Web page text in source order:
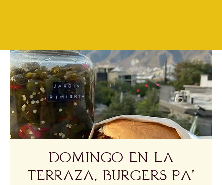
Domingo en la
Terraza, Burgers Pa'